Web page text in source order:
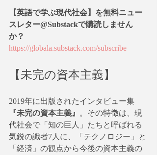
【英語で学ぶ現代社会】を無料ニュー
スレター@Substackで購読しません
か？
https://globala.substack.com/subscribe
【未完の資本主義】
2019年に出版されたインタビュー集
『未完の資本主義』
。その特徴は、現
代社会で「知の巨人」たちと呼ばれる
気鋭の識者7人に、「テクノロジー」と
「経済」の観点から今後の資本主義の